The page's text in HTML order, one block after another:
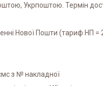
Укрпоштою. Термін
Нової Пошти (тариф НП
з № накладної